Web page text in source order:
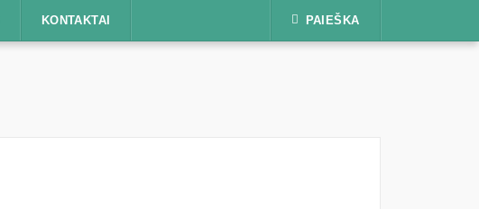
KONTAKTAI PAIEŠKA